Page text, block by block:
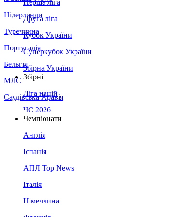
Нідерланди
Туреччина
Португалія
Бельгія
МЛС
Саудівська Аравія
Перша ліга
Друга ліга
Кубок України
Суперкубок України
Збірна України
Збірні
Ліга націй
ЧС 2026
Чемпіонати
Англія
Іспанія
АПЛ Top News
Італія
Німеччина